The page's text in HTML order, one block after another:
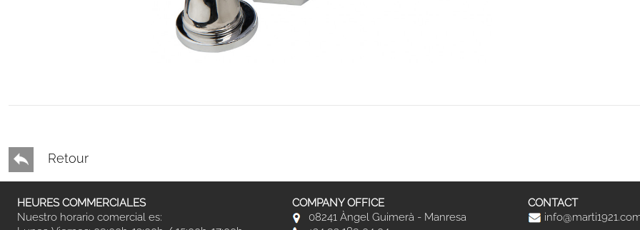
Retour
HEURES COMMERCIALES
Nuestro horario comercial es:
COMPANY OFFICE
08241 Àngel Guimerà - Manresa
CONTACT